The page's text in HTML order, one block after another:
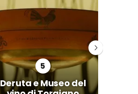
Deruta e Museo del